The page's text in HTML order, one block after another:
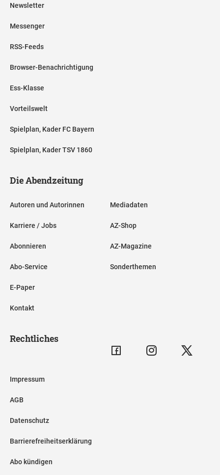
Newsletter
Messenger
RSS-Feeds
Browser-Benachrichtigung
Ess-Klasse
Vorteilswelt
Spielplan, Kader FC Bayern
Spielplan, Kader TSV 1860
Die Abendzeitung
Autoren und Autorinnen
Karriere / Jobs
Abonnieren
Abo-Service
E-Paper
Kontakt
Mediadaten
AZ-Shop
AZ-Magazine
Sonderthemen
Rechtliches
Impressum
AGB
Datenschutz
Barrierefreiheitserklärung
Abo kündigen